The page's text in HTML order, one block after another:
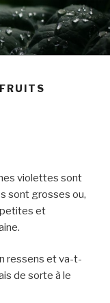
violettes sont
sont grosses ou,
petites et
ressens et va-t-
de sorte à le